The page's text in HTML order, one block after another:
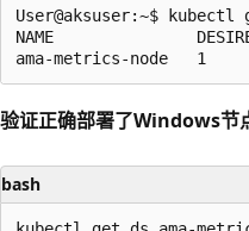
User@aksuser:~$ kubectl
NAME               DESIRED
验证正确部署了Windows节
bash